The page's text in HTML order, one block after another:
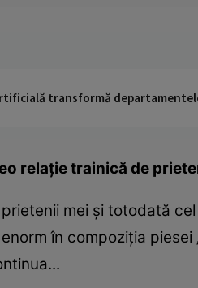
transformă
relaţie trainică de
mei şi totodată
în compoziţia